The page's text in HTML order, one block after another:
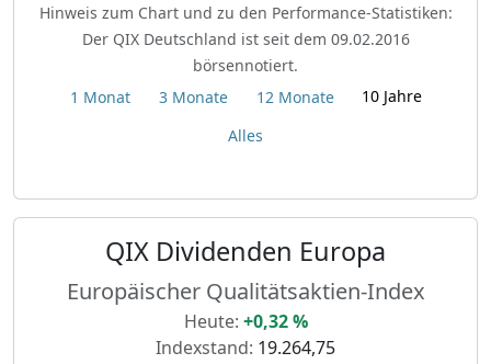
Hinweis zum Chart und zu den Performance-Statistiken:
Der QIX Deutschland ist seit dem 09.02.2016
börsennotiert.
1 Monat
3 Monate 12 Monate
10 Jahre
Alles
QIX Dividenden Europa
Europäischer Qualitätsaktien-Index
Heute: +0,32 %
Indexstand: 19.264,75